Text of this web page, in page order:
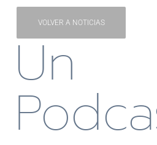
VOLVER A NOTICIAS
Un